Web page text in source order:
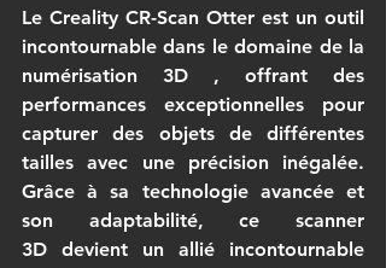
Le Creality CR-Scan Otter est un outil
numérisation 3D , offrant des
performances exceptionnelles pour
capturer des objets de différentes
tailles avec une précision inégalée.
Grâce à sa technologie avancée et
son adaptabilité, ce scanner
3D devient un allié incontournable